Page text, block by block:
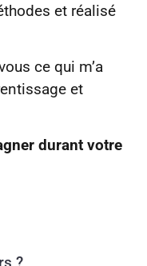
et réalisé
ce qui m’a
et
durant votre